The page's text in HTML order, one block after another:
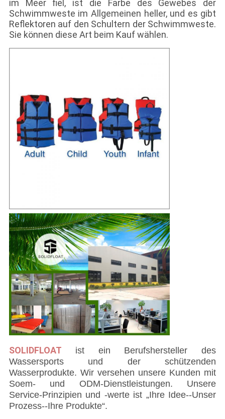
im Meer fiel, ist die Farbe des Gewebes der
Schwimmweste im Allgemeinen heller, und es gibt
Reflektoren auf den Schultern der Schwimmweste.
Sie können diese Art beim Kauf wählen.
SOLIDFLOAT istein Berufshersteller des
Wassersports und der schützenden
Wasserprodukte. Wir versehen unsere Kunden mit
Soem- und ODM-Dienstleistungen. Unsere
Service-Prinzipien und -werte ist „Ihre Idee--Unser
Prozess--Ihre Produkte“.